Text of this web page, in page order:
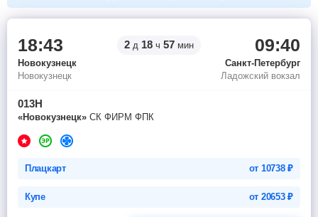
18:43 2 д 18 ч 57 мин 09:40
Новокузнецк
Санкт-Петербург
Новокузнецк
Ладожский вокзал
013Н
«Новокузнецк» СК ФИРМ ФПК
Плацкарт от 10738₽
Купе от 20653₽